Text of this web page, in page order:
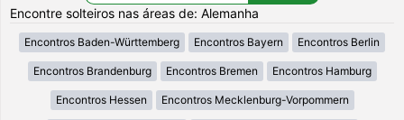
Encontre solteiros nas áreas de: Alemanha
Encontros Baden-Württemberg Encontros Bayern Encontros Berlin
Encontros Brandenburg Encontros Bremen Encontros Hamburg
Encontros Hessen Encontros Mecklenburg-Vorpommern